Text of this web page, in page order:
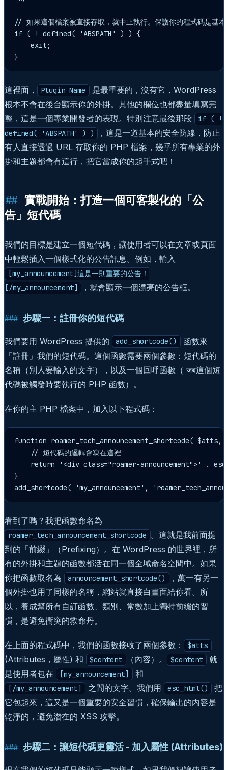
// 如果這個檔案被直接存取，就中止執行。保護你的程式碼是基本
if ( ! defined( 'ABSPATH' ) ) {
    exit;
}
這裡面， Plugin Name
是最重要的，沒有它，WordPress
根本不會在後台顯示你的外掛。其他的欄位也都盡量填寫完
整，這是一個專業開發者的表現。特別注意最後那段
if ( !
defined( 'ABSPATH' ) )
，這是一道基本的安全防線，防止
有人直接透過 URL 存取你的 PHP 檔案，幾乎所有專業的外
掛和主題都會有這行，把它當成你的起手式吧！
實戰開始：打造一個可客製化的「公
告」短代碼
我們的目標是建立一個短代碼，讓使用者可以在文章或頁面
中輕鬆插入一個樣式化的公告訊息。例如，輸入
[my_announcement]這是一則重要的公告！
[/my_announcement]
，就會顯示一個漂亮的公告框。
步驟一：註冊你的短代碼
我們要用 WordPress 提供的 add_shortcode()
函數來
「註冊」我們的短代碼。這個函數需要兩個參數：短代碼的
名稱（別人要輸入的文字），以及一個回呼函數（ जब這個短
代碼被觸發時要執行的 PHP 函數）。
在你的主 PHP 檔案中，加入以下程式碼：
function roamer_tech_announcement_shortcode(
    // 短代碼的邏輯會寫在這裡
return '<div class="roamer-announcement">' .
}
add_shortcode( 'my_announcement',
看到了嗎？我把函數命名為
roamer_tech_announcement_shortcode 。這就是我前面提
到的「前綴」（Prefixing）。在 WordPress 的世界裡，所
有的外掛和主題的函數都活在同一個全域命名空間中。如果
你把函數取名為
announcement_shortcode() ，萬一有另一
個外掛也用了同樣的名稱，網站就直接白畫面給你看。所
以，養成幫所有自訂函數、類別、常數加上獨特前綴的習
慣，是避免衝突的救命丹。
在上面的程式碼中，我們的函數接收了兩個參數： $atts
(Attributes，屬性) 和 $content （內容）。 $content
就
是使用者包在
[my_announcement] 和
[/my_announcement] 之間的文字。我們用 esc_html()
把
它包起來，這又是一個重要的安全習慣，確保輸出的內容是
乾淨的，避免潛在的 XSS 攻擊。
步驟二：讓短代碼更靈活 - 加入屬性 (Attributes)